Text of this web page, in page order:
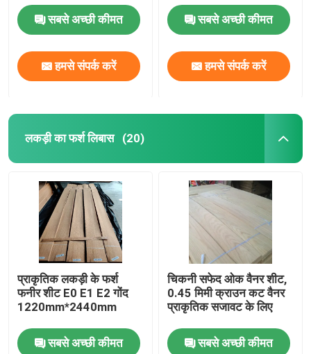
सबसे अच्छी कीमत
हमसे संपर्क करें
सबसे अच्छी कीमत
हमसे संपर्क करें
लकड़ी का फर्श लिबास (20)
प्राकृतिक लकड़ी के फर्श
फनीर शीट E0 E1 E2 गोंद
1220mm*2440mm
सबसे अच्छी कीमत
चिकनी सफेद ओक वैनर शीट,
0.45 मिमी क्राउन कट वैनर
प्राकृतिक सजावट के लिए
सबसे अच्छी कीमत